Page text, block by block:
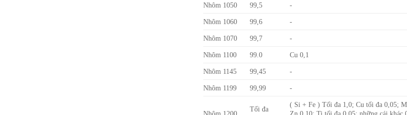
Nhôm 1050 99,5 -
Nhôm 1060 99,6 -
Nhôm 1070 99,7 -
Nhôm 1100 99.0 Cu 0,1
Nhôm 1145 99,45 -
Nhôm 1199 99,99 -
Nhôm 1200
Tối đa
( Si + Fe ) Tối đa 1,0; Cu tối đa 0,05;
Zn 0,10; Ti tối đa 0,05; những cái khác